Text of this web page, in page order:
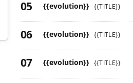
{{evolution}} {{TITLE}}
{{evolution}} {{TITLE}}
{{evolution}} {{TITLE}}